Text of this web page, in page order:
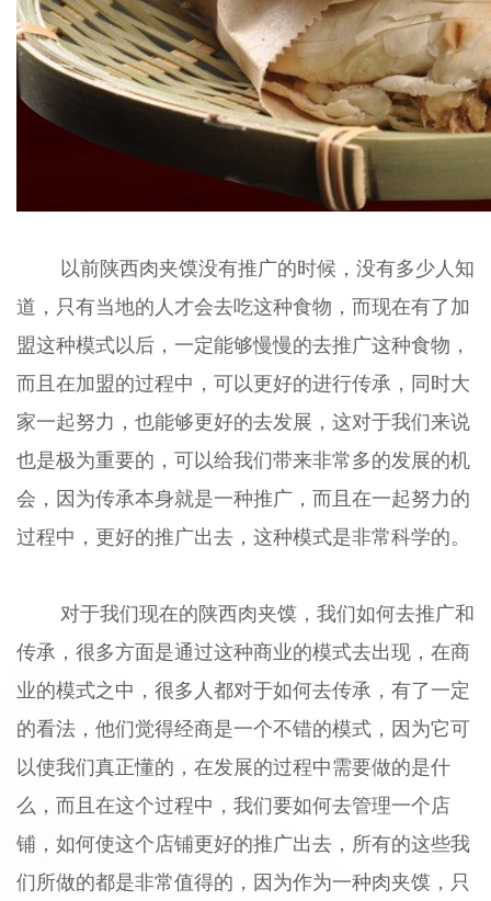
以前陕西肉夹馍没有推广的时候，没有多少人知
道，只有当地的人才会去吃这种食物，而现在有了加
盟这种模式以后，一定能够慢慢的去推广这种食物，
而且在加盟的过程中，可以更好的进行传承，同时大
家一起努力，也能够更好的去发展，这对于我们来说
也是极为重要的，可以给我们带来非常多的发展的机
会，因为传承本身就是一种推广，而且在一起努力的
过程中，更好的推广出去，这种模式是非常科学的。
对于我们现在的陕西肉夹馍，我们如何去推广和
传承，很多方面是通过这种商业的模式去出现，在商
业的模式之中，很多人都对于如何去传承，有了一定
的看法，他们觉得经商是一个不错的模式，因为它可
以使我们真正懂的，在发展的过程中需要做的是什
么，而且在这个过程中，我们要如何去管理一个店
铺，如何使这个店铺更好的推广出去，所有的这些我
们所做的都是非常值得的，因为作为一种肉夹馍，只